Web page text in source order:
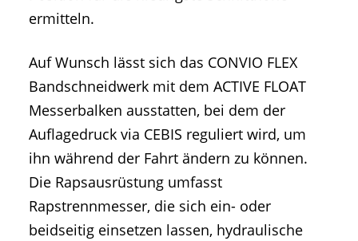
ermitteln.
Auf Wunsch lässt sich das CONVIO FLEX
Bandschneidwerk mit dem ACTIVE FLOAT
Messerbalken ausstatten, bei dem der
Auflagedruck via CEBIS reguliert wird, um
ihn während der Fahrt ändern zu können.
Die Rapsausrüstung umfasst
Rapstrennmesser, die sich ein- oder
beidseitig einsetzen lassen, hydraulische